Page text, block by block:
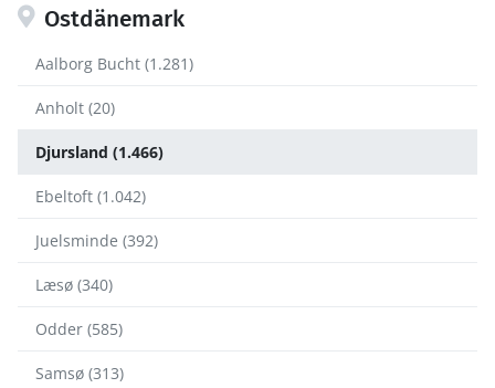
Ostdänemark
Aalborg Bucht (1.281)
Anholt (20)
Djursland (1.466)
Ebeltoft (1.042)
Juelsminde (392)
Læsø (340)
Odder (585)
Samsø (313)